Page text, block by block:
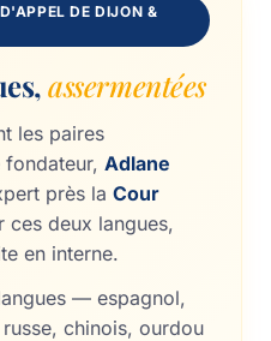
DE DIJON &
assermentées
les paires
Adlane
près la Cour
ces deux langues,
en interne.
— espagnol,
chinois, ourdou